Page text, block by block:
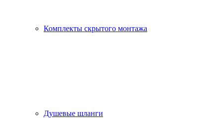
Комплекты скрытого монтажа
Душевые шланги